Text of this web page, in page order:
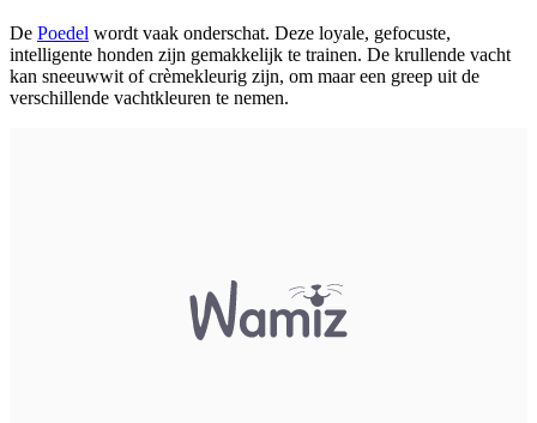
De Poedel wordt vaak onderschat. Deze loyale, gefocuste,
intelligente honden zijn gemakkelijk te trainen. De krullende vacht
kan sneeuwwit of crèmekleurig zijn, om maar een greep uit de
verschillende vachtkleuren te nemen.